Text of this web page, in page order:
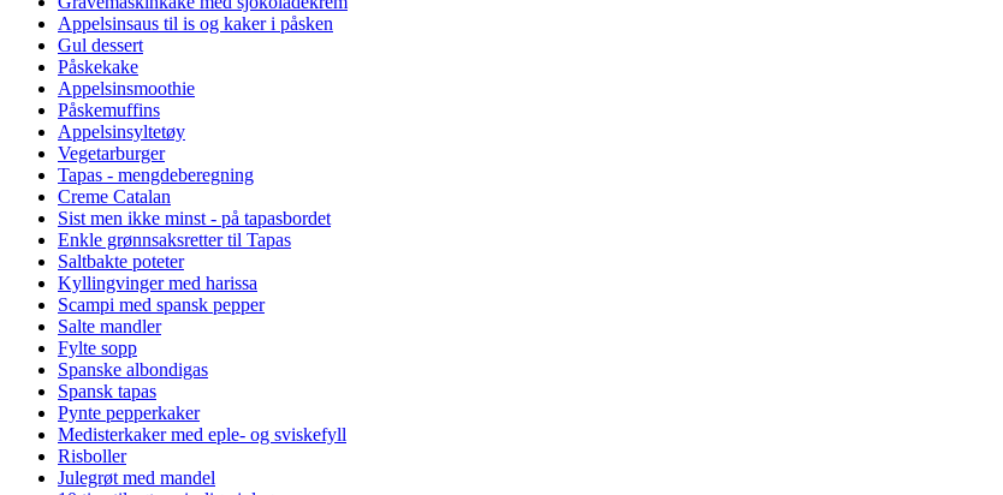
Appelsinsaus til is og kaker i påsken
Gul dessert
Påskekake
Appelsinsmoothie
Påskemuffins
Appelsinsyltetøy
Vegetarburger
Tapas - mengdeberegning
Creme Catalan
Sist men ikke minst - på tapasbordet
Enkle grønnsaksretter til Tapas
Saltbakte poteter
Kyllingvinger med harissa
Scampi med spansk pepper
Salte mandler
Fylte sopp
Spanske albondigas
Spansk tapas
Pynte pepperkaker
Medisterkaker med eple- og sviskefyll
Risboller
Julegrøt med mandel